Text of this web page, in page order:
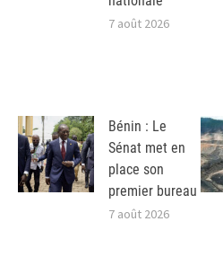
7 août 2026
Bénin : Le
Sénat met en
place son
premier bureau
7 août 2026